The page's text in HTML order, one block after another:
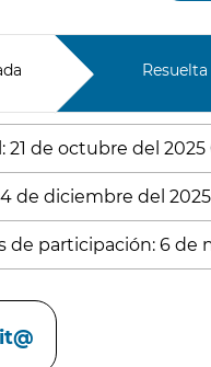
Resuelta
de octubre del 2025
de diciembre del
participación: 6 de